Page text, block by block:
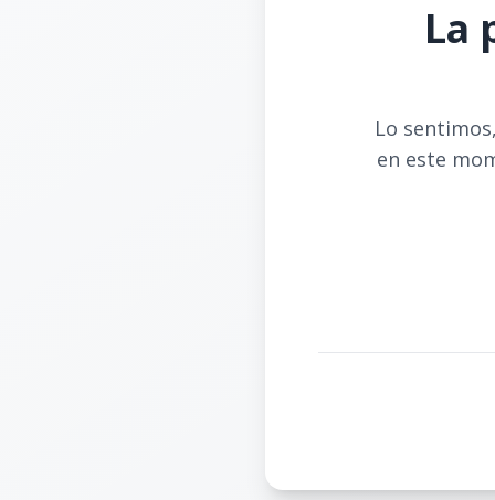
La
Lo
en este